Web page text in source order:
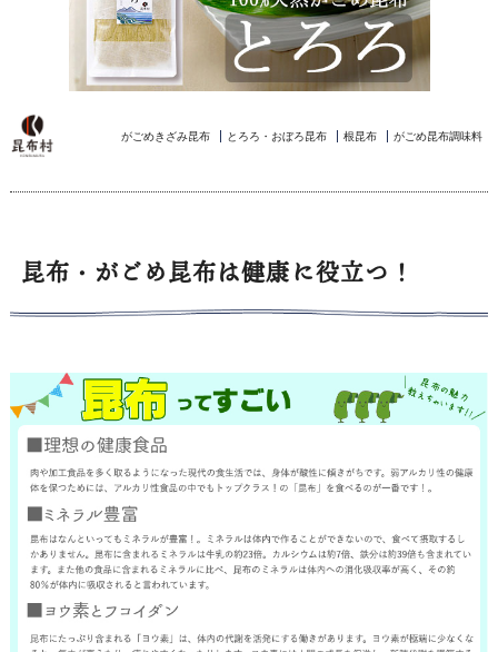
がごめきざみ昆布 とろろ・おぼろ昆布 根昆布 がごめ昆布調味料
昆布・がごめ昆布は健康に役立つ！